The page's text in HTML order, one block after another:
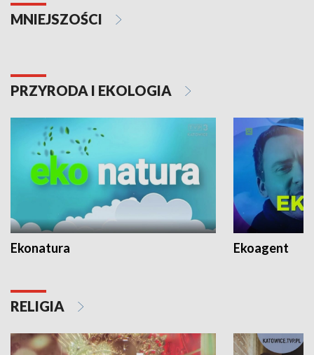
MNIEJSZOŚCI
PRZYRODA I EKOLOGIA
Ekonatura Ekoagent
RELIGIA